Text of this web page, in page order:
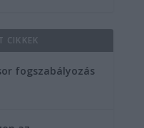
CIKKEK
fogszabályozás